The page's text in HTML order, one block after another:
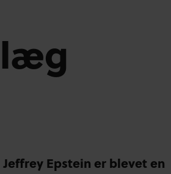
Jeffrey Epstein er blevet en